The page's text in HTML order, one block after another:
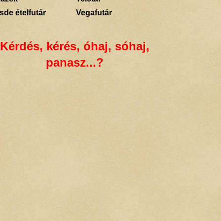
ételfutár
Vegafutár
Kérdés, kérés, óhaj, sóhaj,
panasz...?